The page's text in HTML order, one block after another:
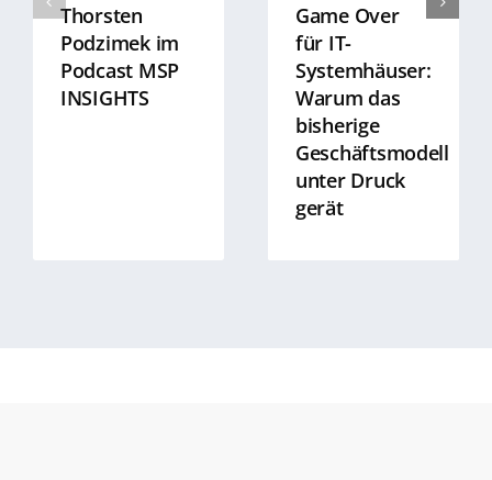
Thorsten
Podzimek im
Podcast MSP
INSIGHTS
Game Over
für IT-
Systemhäuser:
Warum das
bisherige
Geschäftsmodell
unter Druck
gerät